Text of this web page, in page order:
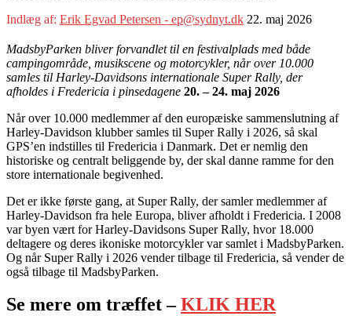
Indlæg af: Erik Egvad Petersen - ep@sydnyt.dk 22. maj 2026
MadsbyParken bliver forvandlet til en festivalplads med både
campingområde, musikscene og motorcykler, når over 10.000
samles til Harley-Davidsons internationale Super Rally, der
afholdes i Fredericia i pinsedagene 20. – 24. maj 2026
Når over 10.000 medlemmer af den europæiske sammenslutning af
Harley-Davidson klubber samles til Super Rally i 2026, så skal
GPS’en indstilles til Fredericia i Danmark. Det er nemlig den
historiske og centralt beliggende by, der skal danne ramme for den
store internationale begivenhed.
Det er ikke første gang, at Super Rally, der samler medlemmer af
Harley-Davidson fra hele Europa, bliver afholdt i Fredericia. I 2008
var byen vært for Harley-Davidsons Super Rally, hvor 18.000
deltagere og deres ikoniske motorcykler var samlet i MadsbyParken.
Og når Super Rally i 2026 vender tilbage til Fredericia, så vender de
også tilbage til MadsbyParken.
Se mere om træffet –KLIK HER